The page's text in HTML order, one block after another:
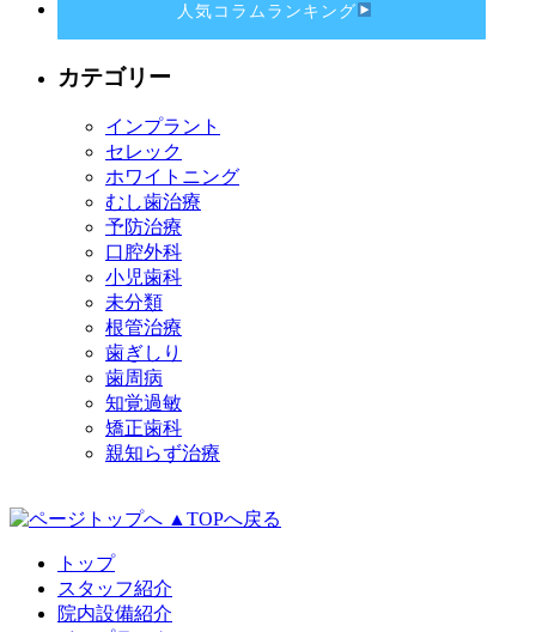
人気コラムランキング
カテゴリー
インプラント
セレック
ホワイトニング
むし歯治療
予防治療
口腔外科
小児歯科
未分類
根管治療
歯ぎしり
歯周病
知覚過敏
矯正歯科
親知らず治療
▲TOPへ戻る
トップ
スタッフ紹介
院内設備紹介